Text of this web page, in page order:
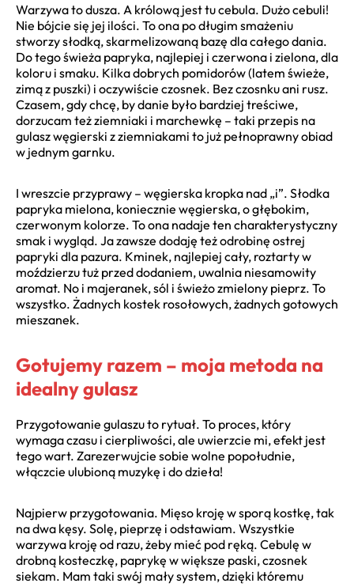
Warzywa to dusza. A królową jest tu cebula. Dużo cebuli!
Nie bójcie się jej ilości. To ona po długim smażeniu
stworzy słodką, skarmelizowaną bazę dla całego dania.
Do tego świeża papryka, najlepiej i czerwona i zielona, dla
koloru i smaku. Kilka dobrych pomidorów (latem świeże,
zimą z puszki) i oczywiście czosnek. Bez czosnku ani rusz.
Czasem, gdy chcę, by danie było bardziej treściwe,
dorzucam też ziemniaki i marchewkę – taki przepis na
gulasz węgierski z ziemniakami to już pełnoprawny obiad
w jednym garnku.
I wreszcie przyprawy – węgierska kropka nad „i”. Słodka
papryka mielona, koniecznie węgierska, o głębokim,
czerwonym kolorze. To ona nadaje ten charakterystyczny
smak i wygląd. Ja zawsze dodaję też odrobinę ostrej
papryki dla pazura. Kminek, najlepiej cały, roztarty w
moździerzu tuż przed dodaniem, uwalnia niesamowity
aromat. No i majeranek, sól i świeżo zmielony pieprz. To
wszystko. Żadnych kostek rosołowych, żadnych gotowych
mieszanek.
Gotujemy razem – moja metoda na
idealny gulasz
Przygotowanie gulaszu to rytuał. To proces, który
wymaga czasu i cierpliwości, ale uwierzcie mi, efekt jest
tego wart. Zarezerwujcie sobie wolne popołudnie,
włączcie ulubioną muzykę i do dzieła!
Najpierw przygotowania. Mięso kroję w sporą kostkę, tak
na dwa kęsy. Solę, pieprzę i odstawiam. Wszystkie
warzywa kroję od razu, żeby mieć pod ręką. Cebulę w
drobną kosteczkę, paprykę w większe paski, czosnek
siekam. Mam taki swój mały system, dzięki któremu